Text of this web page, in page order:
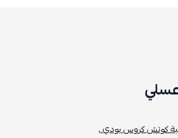
كوتش كروس بودي ,